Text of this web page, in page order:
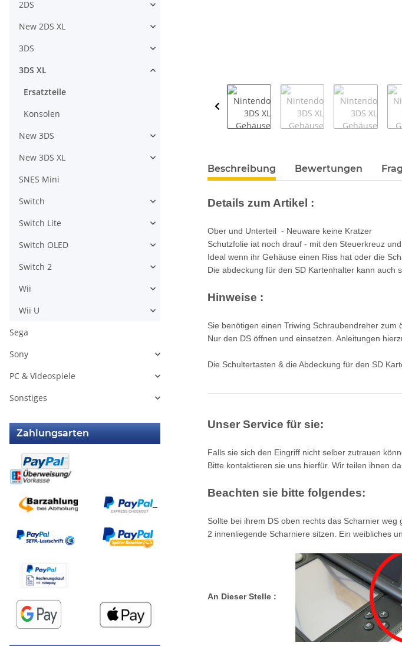
weitere Registerkarten anzeigen
Beschreibung Bewertungen
Details zum Artikel :
Ober und Unterteil - Neuware keine Kratzer
Schutzfolie iat noch drauf - mit den Steuerkreuz
Ideal wenn ihr Gehäuse einen Riss hat oder die
Die abdeckung für den SD Kartenhalter kann auch
Hinweise :
Sie benötigen einen Triwing Schraubendreher
Nur den DS öffnen und einsetzen. Anleitungen
Die Schultertasten & die Abdeckung für den SD
Unser Service für sie:
Falls sie sich den Eingriff nicht selber zutrauen
Bitte kontaktieren sie uns hierfür. Wir teilen ihnen
Beachten sie bitte folgendes:
Sollte bei ihrem DS oben rechts das Scharnier
2 innenliegende Scharniere sitzen. Ein weibliches
An Dieser Stelle :
2DS
New 2DS XL
3DS
3DS XL
Ersatzteile
Konsolen
New 3DS
New 3DS XL
SNES Mini
Switch
Switch Lite
Switch OLED
Switch 2
Wii
Wii U
Sega
Sony
PC & Videospiele
Sonstiges
Zahlungsarten